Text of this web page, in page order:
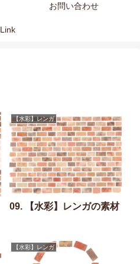
お問い合わせ
Link
【水彩】レンガ
09. 【水彩】レンガの素材
【水彩】レンガ